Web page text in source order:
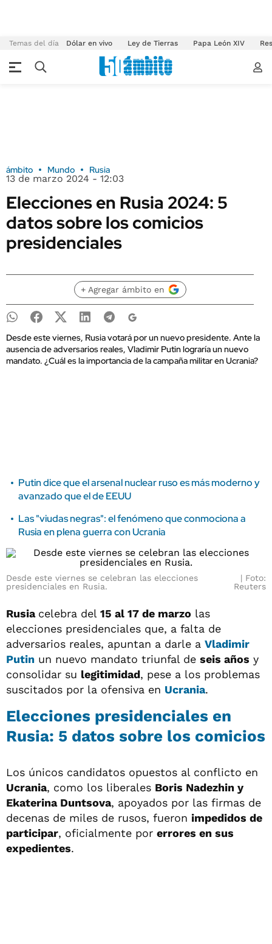
Temas del día Dólar en vivo Ley de Tierras Papa León XIV
ámbito Mundo Rusia
13 de marzo 2024 - 12:03
Elecciones en Rusia 2024: 5
datos sobre los comicios
presidenciales
+ Agregar ámbito en
Desde este viernes, Rusia votará por un nuevo presidente. Ante la
ausencia de adversarios reales, Vladimir Putin lograría un nuevo
mandato. ¿Cuál es la importancia de la campaña militar en Ucrania?
Putin dice que el arsenal nuclear ruso es más moderno y
avanzado que el de EEUU
Las "viudas negras": el fenómeno que conmociona a
Rusia en plena guerra con Ucrania
Desde este viernes se celebran las elecciones
presidenciales en Rusia.
Foto:
Reuters
Rusia celebra del 15 al 17 de marzo las
elecciones presidenciales que, a falta de
adversarios reales, apuntan a darle a Vladimir
Putin un nuevo mandato triunfal de seis años y
consolidar su legitimidad, pese a los problemas
suscitados por la ofensiva en Ucrania.
Elecciones presidenciales en
Rusia: 5 datos sobre los comicios
Los únicos candidatos opuestos al conflicto en
Ucrania, como los liberales Boris Nadezhin y
Ekaterina Duntsova, apoyados por las firmas de
decenas de miles de rusos, fueron impedidos de
participar, oficialmente por errores en sus
expedientes.